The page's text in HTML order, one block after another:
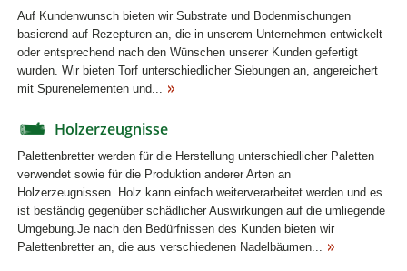
Auf Kundenwunsch bieten wir Substrate und Bodenmischungen
basierend auf Rezepturen an, die in unserem Unternehmen entwickelt
oder entsprechend nach den Wünschen unserer Kunden gefertigt
wurden. Wir bieten Torf unterschiedlicher Siebungen an, angereichert
mit Spurenelementen und...
Holzerzeugnisse
Palettenbretter werden für die Herstellung unterschiedlicher Paletten
verwendet sowie für die Produktion anderer Arten an
Holzerzeugnissen. Holz kann einfach weiterverarbeitet werden und es
ist beständig gegenüber schädlicher Auswirkungen auf die umliegende
Umgebung.Je nach den Bedürfnissen des Kunden bieten wir
Palettenbretter an, die aus verschiedenen Nadelbäumen...